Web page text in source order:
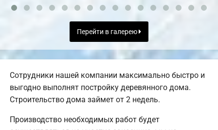
Перейти в галерею
Сотрудники нашей компании максимально быстро и
выгодно выполнят постройку деревянного дома.
Строительство дома займет от 2 недель.
Производство необходимых работ будет